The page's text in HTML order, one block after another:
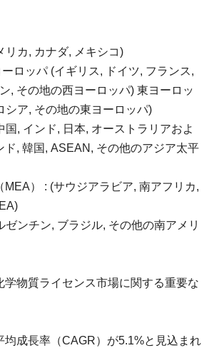
リカ, カナダ, メキシコ)
ロッパ (イギリス, ドイツ, フランス,
, その地の西ヨーロッパ) 東ヨーロッ
シア, その地の東ヨーロッパ)
国, インド, 日本, オーストラリアおよ
ド, 韓国, ASEAN, その他のアジア太平
MEA） : (サウジアラビア, 南アフリカ,
ゼンチン, ブラジル, その他の南アメリ
学物質ライセンス市場に関する重要な
均成長率（CAGR）が5.1%と見込まれ